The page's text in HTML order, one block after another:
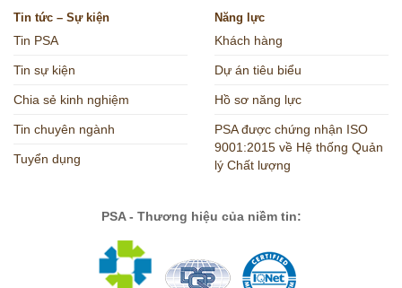
Tin tức – Sự kiện
Tin PSA
Tin sự kiện
Chia sẻ kinh nghiệm
Tin chuyên ngành
Tuyển dụng
Năng lực
Khách hàng
Dự án tiêu biểu
Hồ sơ năng lực
PSA được chứng nhận ISO
9001:2015 về Hệ thống Quản
lý Chất lượng
PSA - Thương hiệu của niềm tin: